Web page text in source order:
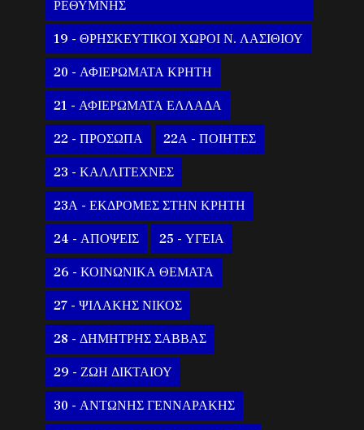
ΡΕΘΥΜΝΗΣ
19 - ΘΡΗΣΚΕΥΤΙΚΟΙ ΧΩΡΟΙ Ν. ΛΑΣΙΘΙΟΥ
20 - ΑΦΙΕΡΩΜΑΤΑ ΚΡΗΤΗ
21 - ΑΦΙΕΡΩΜΑΤΑ ΕΛΛΑΔΑ
22 - ΠΡΟΣΩΠΑ 22Α - ΠΟΙΗΤΕΣ
23 - ΚΑΛΛΙΤΕΧΝΕΣ
23Α - ΕΚΔΡΟΜΕΣ ΣΤΗΝ ΚΡΗΤΗ
24 - ΑΠΟΨΕΙΣ 25 - ΥΓΕΙΑ
26 - ΚΟΙΝΩΝΙΚΑ ΘΕΜΑΤΑ
27 - ΨΙΛΑΚΗΣ ΝΙΚΟΣ
28 - ΔΗΜΗΤΡΗΣ ΣΑΒΒΑΣ
29 - ΖΩΗ ΔΙΚΤΑΙΟΥ
30 - ΑΝΤΩΝΗΣ ΓΕΝΝΑΡΑΚΗΣ